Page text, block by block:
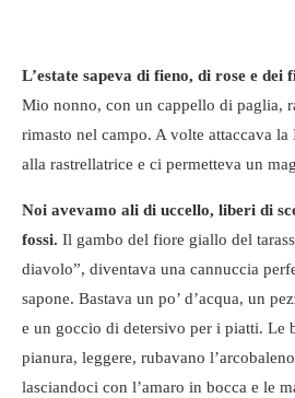
L’estate sapeva di fieno, di rose e dei
Mio nonno, con un cappello di paglia,
rimasto nel campo. A volte attaccava la
alla rastrellatrice e ci permetteva un
Noi avevamo ali di uccello, liberi di
fossi. Il gambo del fiore giallo del
diavolo”, diventava una cannuccia
sapone. Bastava un po’ d’acqua, un
e un goccio di detersivo per i piatti. Le
pianura, leggere, rubavano
lasciandoci con l’amaro in bocca e le